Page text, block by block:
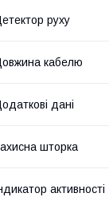
руху
кабелю
дані
шторка
активності